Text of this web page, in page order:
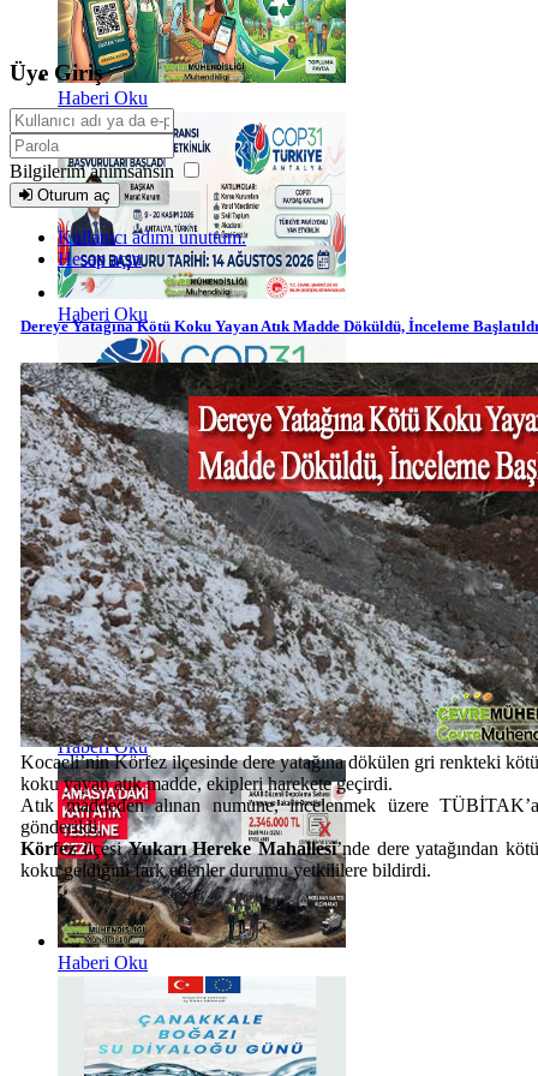
Haberi Oku
Haberi Oku
Haberi Oku
Haberi Oku
Haberi Oku
Üye Giriş
Bilgilerim anımsansın
Oturum aç
Kullanıcı adımı unuttum.
Hesap açın
Dereye Yatağına Kötü Koku Yayan Atık Madde Döküldü, İnceleme
Kocaeli’nin Körfez ilçesinde dere yatağına dökülen gri renkteki
koku yayan atık madde, ekipleri harekete geçirdi.
Atık maddeden alınan numune, incelenmek üzere
gönderildi.
KörfezilçesiYukarı Hereke Mahallesi’nde dere yatağından
koku geldiğini fark edenler durumu yetkililere bildirdi.